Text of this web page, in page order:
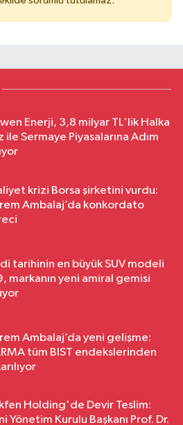
Enerji, 3,8 milyar TL'lik Halka
ile Sermaye Piyasalarına Adım
krizi Borsa şirketini vurdu:
Ambalaj’da konkordato
tarihinin en büyük SUV modeli
markanın yeni amiral gemisi
Ambalaj’da yeni gelişme:
tüm BIST endekslerinden
Holding'de Devir Teslim:
Yönetim Kurulu Başkanı Prof. Dr.